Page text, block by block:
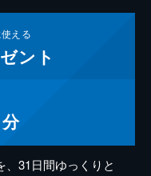
える
ント
31日間ゆっくりと